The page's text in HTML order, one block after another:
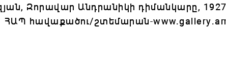
Զորավար Անդրանիկի դիմանկարը,
ՀԱՊ հավաքածու/շտեմարան-